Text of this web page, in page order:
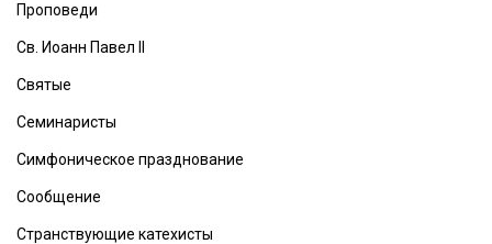
Проповеди
Св. Иоанн Павел II
Святые
Семинаристы
Симфоническое празднование
Сообщение
Странствующие катехисты